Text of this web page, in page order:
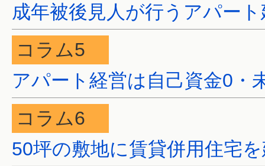
成年被後見人が行うアパー
コラム5
アパート経営は自己資金0・
コラム6
50坪の敷地に賃貸併用住宅